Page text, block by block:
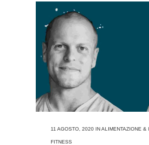
11 AGOSTO, 2020 INALIMENTAZIONE &
FITNESS